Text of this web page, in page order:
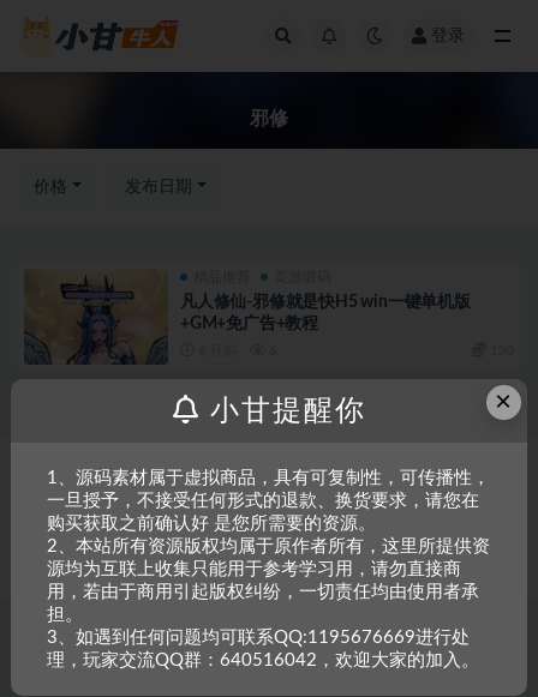
登录
邪修
价格 发布日期
凡人修仙-邪修就是快H5 win一键单机版
+GM+免广告+教程
Copyright © 2023 小甘牛人资源网 - All rights reserved
粤ICP备2023002201
号-1
本站是一个坚持做精品资源的网站，会长期坚持更新资源，以共享为原则，尊
重原创，如需搬资源请先与站长沟通，恶意搬运封禁账号。
×
小甘提醒你
1、源码素材属于虚拟商品，具有可复制性，可传播性，
一旦授予，不接受任何形式的退款、换货要求，请您在
购买获取之前确认好 是您所需要的资源。
2、本站所有资源版权均属于原作者所有，这里所提供资
源均为互联上收集只能用于参考学习用，请勿直接商
用，若由于商用引起版权纠纷，一切责任均由使用者承
担。
3、如遇到任何问题均可联系QQ:1195676669进行处
理，玩家交流QQ群：640516042，欢迎大家的加入。